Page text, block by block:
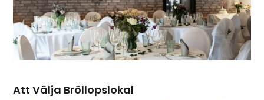
Att Välja Bröllopslokal